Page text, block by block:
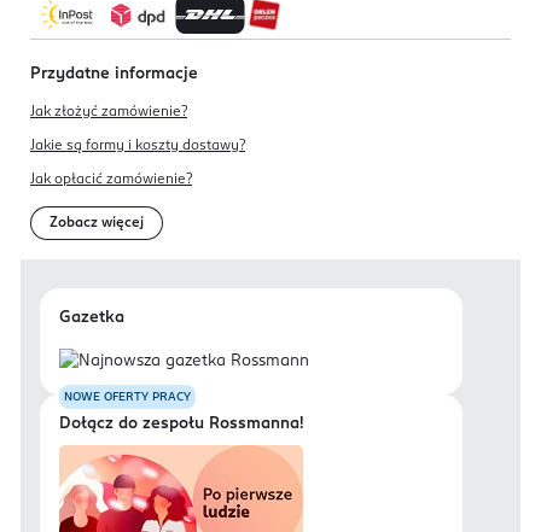
Przydatne informacje
Jak złożyć zamówienie?
Jakie są formy i koszty dostawy?
Jak opłacić zamówienie?
Zobacz więcej
Gazetka
NOWE OFERTY PRACY
Dołącz do zespołu Rossmanna!